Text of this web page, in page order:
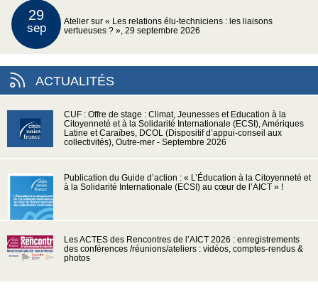
29
sep
Atelier sur « Les relations élu-techniciens : les liaisons
vertueuses ? », 29 septembre 2026
ACTUALITÉS
CUF : Offre de stage : Climat, Jeunesses et Education à la
Citoyenneté et à la Solidarité Internationale (ECSI), Amériques
Latine et Caraïbes, DCOL (Dispositif d’appui-conseil aux
collectivités), Outre-mer - Septembre 2026
Publication du Guide d’action : « L’Éducation à la Citoyenneté et
à la Solidarité Internationale (ECSI) au cœur de l’AICT » !
Les ACTES des Rencontres de l’AICT 2026 : enregistrements
des conférences /réunions/ateliers : vidéos, comptes-rendus &
photos